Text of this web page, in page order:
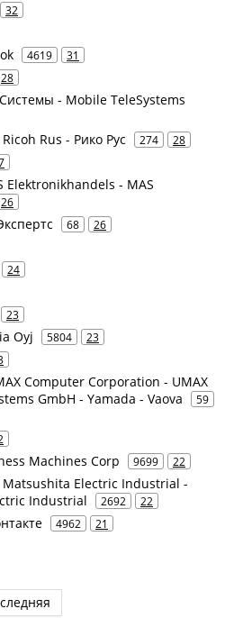
32
4619 31
28
- Mobile TeleSystems
Rus - Рико Рус 274 28
Elektronikhandels - MAS
26
68 26
24
23
Oyj 5804 23
Computer Corporation - UMAX
GmbH - Yamada - Vaova
59
Machines Corp 9699 22
Electric Industrial -
Industrial
2692 22
4962 21